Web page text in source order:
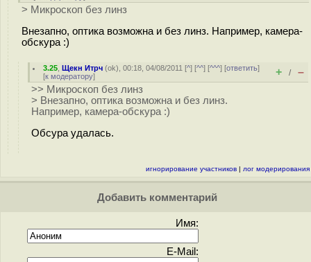
> Микроскоп без линз
Внезапно, оптика возможна и без линз. Например, камера-
обскура :)
3.25 ,Щекн Итрч (ok), 00:18, 04/08/2011 [^] [^^] [^^^] [ответить]
[к модератору] + / –
>> Микроскоп без линз
> Внезапно, оптика возможна и без линз.
Например, камера-обскура :)
Обсура удалась.
игнорирование участников | лог модерирования
Добавить комментарий
Имя:
E-Mail: